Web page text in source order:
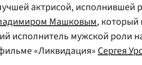
актрисой, исполнившей
Машковым, который
исполнитель мужской роли
«Ликвидация»Сергея